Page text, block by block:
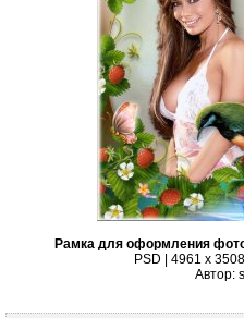
Рамка для оформления
PSD | 4961 х
Автор: